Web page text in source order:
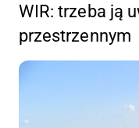
WIR: trzeba ją
przestrzennym